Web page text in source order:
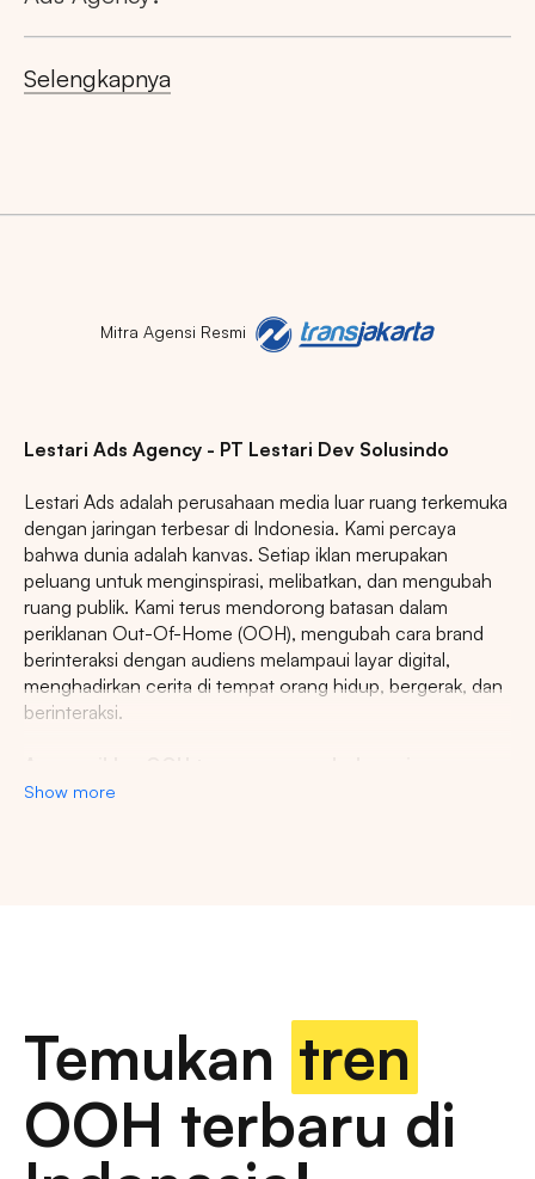
Selengkapnya
Mitra Agensi Resmi
Lestari Ads Agency - PT Lestari Dev Solusindo
Lestari Ads adalah perusahaan media luar ruang terkemuka
dengan jaringan terbesar di Indonesia. Kami percaya
bahwa dunia adalah kanvas. Setiap iklan merupakan
peluang untuk menginspirasi, melibatkan, dan mengubah
ruang publik. Kami terus mendorong batasan dalam
periklanan Out-Of-Home (OOH), mengubah cara brand
berinteraksi dengan audiens melampaui layar digital,
menghadirkan cerita di tempat orang hidup, bergerak, dan
berinteraksi.
strategis di kota-kota besar di Indonesia.
Temukan billboard berkualitas dengan berbagai
pilihan ukuran dan dimensi
iklan luar ruang, papan reklame digital, papan reklame
Show more
Temukan tren
OOH terbaru di